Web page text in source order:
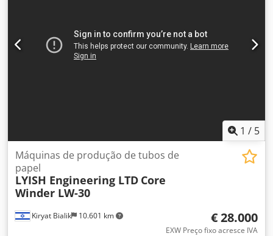
1 / 5
Kiryat Bialik 10.601 km
Máquinas de produção de tubos de
papel
LYISH Engineering LTD Core
Winder LW-30
€ 28.000
EXW Preço fixo acresce IVA